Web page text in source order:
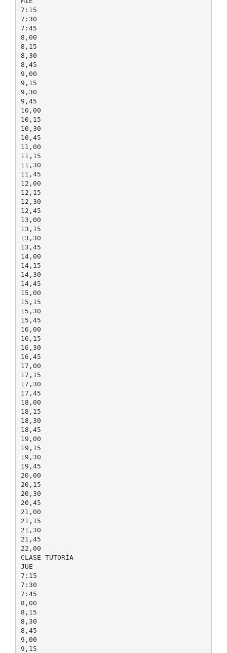
7:15
7:30
7:45
8,00
8,15
8,30
8,45
9,00
9,15
9,30
9,45
10,00
10,15
10,30
10,45
11,00
11,15
11,30
11,45
12,00
12,15
12,30
12,45
13,00
13,15
13,30
13,45
14,00
14,15
14,30
14,45
15,00
15,15
15,30
15,45
16,00
16,15
16,30
16,45
17,00
17,15
17,30
17,45
18,00
18,15
18,30
18,45
19,00
19,15
19,30
19,45
20,00
20,15
20,30
20,45
21,00
21,15
21,30
21,45
22,00
CLASE TUTORÍA
JUE
7:15
7:30
7:45
8,00
8,15
8,30
8,45
9,00
9,15